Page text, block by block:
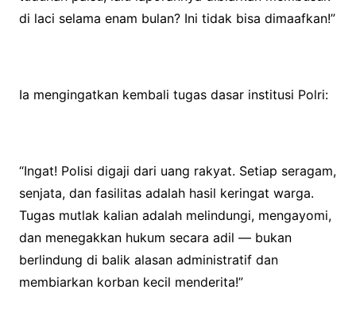
di laci selama enam bulan? Ini tidak bisa dimaafkan!”
Ia mengingatkan kembali tugas dasar institusi Polri:
“Ingat! Polisi digaji dari uang rakyat. Setiap seragam,
senjata, dan fasilitas adalah hasil keringat warga.
Tugas mutlak kalian adalah melindungi, mengayomi,
dan menegakkan hukum secara adil — bukan
berlindung di balik alasan administratif dan
membiarkan korban kecil menderita!”